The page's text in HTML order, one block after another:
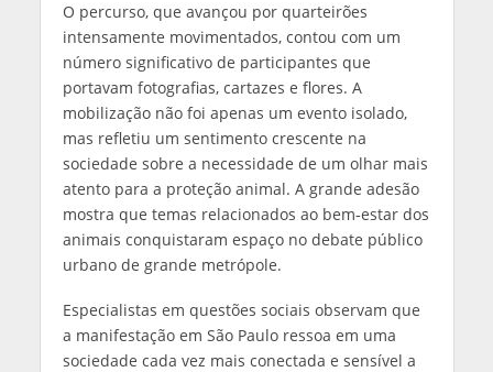
O percurso, que avançou por quarteirões
intensamente movimentados, contou com um
número significativo de participantes que
portavam fotografias, cartazes e flores. A
mobilização não foi apenas um evento isolado,
mas refletiu um sentimento crescente na
sociedade sobre a necessidade de um olhar mais
atento para a proteção animal. A grande adesão
mostra que temas relacionados ao bem‑estar dos
animais conquistaram espaço no debate público
urbano de grande metrópole.
Especialistas em questões sociais observam que
a manifestação em São Paulo ressoa em uma
sociedade cada vez mais conectada e sensível a